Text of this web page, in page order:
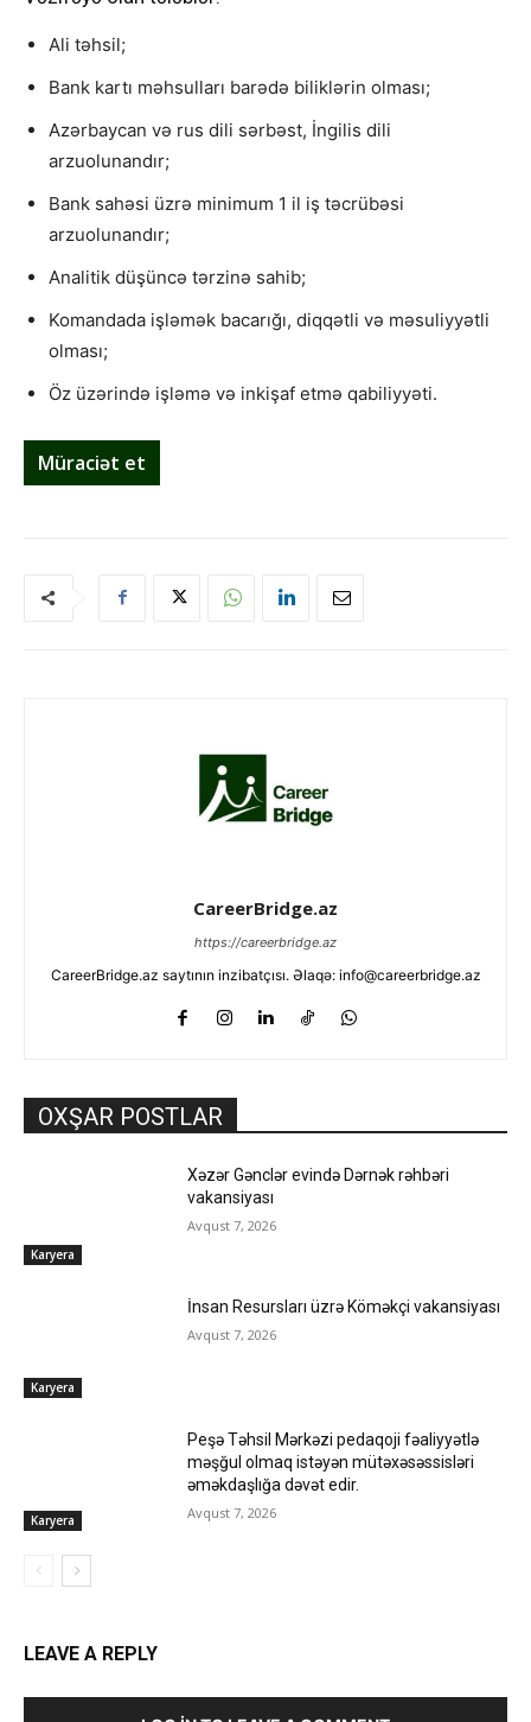
Ali təhsil;
Bank kartı məhsulları barədə biliklərin olması;
Azərbaycan və rus dili sərbəst, İngilis dili
arzuolunandır;
Bank sahəsi üzrə minimum 1 il iş təcrübəsi
arzuolunandır;
Analitik düşüncə tərzinə sahib;
Komandada işləmək bacarığı, diqqətli və məsuliyyətli
olması;
Öz üzərində işləmə və inkişaf etmə qabiliyyəti.
Müraciət et
CareerBridge.az
https://careerbridge.az
CareerBridge.az saytının inzibatçısı. Əlaqə: info@careerbridge.az
OXŞAR POSTLAR
Karyera
Xəzər Gənclər evində Dərnək rəhbəri
vakansiyası
Avqust 7, 2026
Karyera
İnsan Resursları üzrə Köməkçi vakansiyası
Avqust 7, 2026
Karyera
Peşə Təhsil Mərkəzi pedaqoji fəaliyyətlə
məşğul olmaq istəyən mütəxəsəssisləri
əməkdaşlığa dəvət edir.
Avqust 7, 2026
LEAVE A REPLY